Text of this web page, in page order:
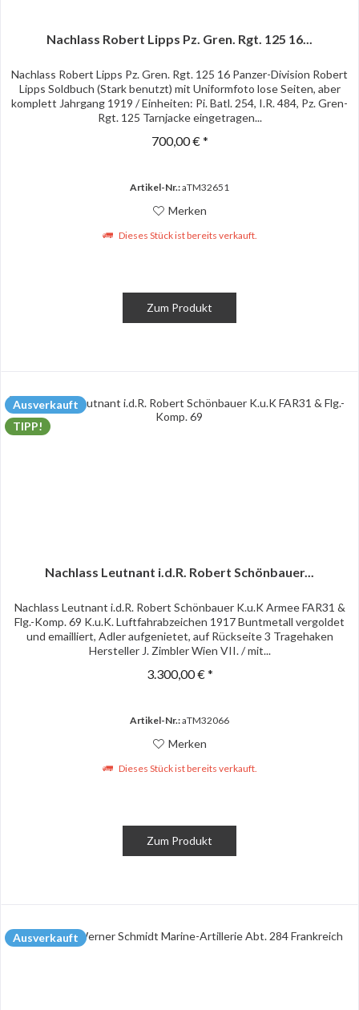
Nachlass Robert Lipps Pz. Gren. Rgt. 125 16...
Nachlass Robert Lipps Pz. Gren. Rgt. 125 16 Panzer-Division Robert
Lipps Soldbuch (Stark benutzt) mit Uniformfoto lose Seiten, aber
komplett Jahrgang 1919 / Einheiten: Pi. Batl. 254, I.R. 484, Pz. Gren-
Rgt. 125 Tarnjacke eingetragen...
700,00 € *
Artikel-Nr.:aTM32651
Merken
Dieses Stück ist bereits verkauft.
Zum Produkt
Ausverkauft
TIPP!
Nachlass Leutnant i.d.R. Robert Schönbauer...
Nachlass Leutnant i.d.R. Robert Schönbauer K.u.K Armee FAR31 &
Flg.-Komp. 69 K.u.K. Luftfahrabzeichen 1917 Buntmetall vergoldet
und emailliert, Adler aufgenietet, auf Rückseite 3 Tragehaken
Hersteller J. Zimbler Wien VII. / mit...
3.300,00 € *
Artikel-Nr.:aTM32066
Merken
Dieses Stück ist bereits verkauft.
Zum Produkt
Ausverkauft